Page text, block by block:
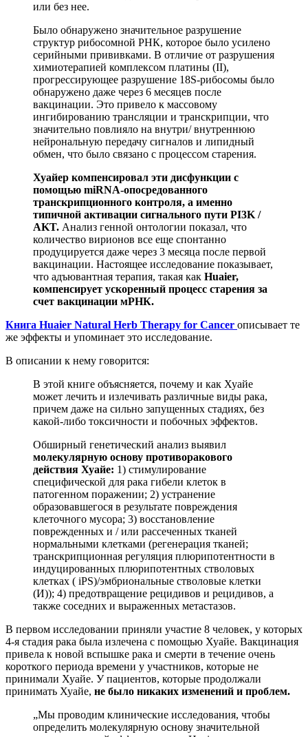
или без нее.
Было обнаружено значительное разрушение
структур рибосомной РНК, которое было усилено
серийными прививками. В отличие от разрушения
химиотерапией комплексом платины (II),
прогрессирующее разрушение 18S-рибосомы было
обнаружено даже через 6 месяцев после
вакцинации. Это привело к массовому
ингибированию трансляции и транскрипции, что
значительно повлияло на внутри/ внутреннюю
нейрональную передачу сигналов и липидный
обмен, что было связано с процессом старения.
Хуайер компенсировал эти дисфункции с
помощью miRNA-опосредованного
транскрипционного контроля, а именно
типичной активации сигнального пути PI3K /
AKT. Анализ генной онтологии показал, что
количество вирионов все еще спонтанно
продуцируется даже через 3 месяца после первой
вакцинации. Настоящее исследование показывает,
что адъювантная терапия, такая как Huaier,
компенсирует ускоренный процесс старения за
счет вакцинации мРНК.
Книга Huaier Natural Herb Therapy for Cancer описывает те
же эффекты и упоминает это исследование.
В описании к нему говорится:
В этой книге объясняется, почему и как Хуайе
может лечить и излечивать различные виды рака,
причем даже на сильно запущенных стадиях, без
какой-либо токсичности и побочных эффектов.
Обширный генетический анализ выявил
молекулярную основу противоракового
действия Хуайе: 1) стимулирование
специфической для рака гибели клеток в
патогенном поражении; 2) устранение
образовавшегося в результате повреждения
клеточного мусора; 3) восстановление
поврежденных и / или рассеченных тканей
нормальными клетками (регенерация тканей;
транскрипционная регуляция плюрипотентности в
индуцированных плюрипотентных стволовых
клетках ( iPS)/эмбриональные стволовые клетки
(И)); 4) предотвращение рецидивов и рецидивов, а
также соседних и выраженных метастазов.
В первом исследовании приняли участие 8 человек, у которых
4-я стадия рака была излечена с помощью Хуайе. Вакцинация
привела к новой вспышке рака и смерти в течение очень
короткого периода времени у участников, которые не
принимали Хуайе. У пациентов, которые продолжали
принимать Хуайе, не было никаких изменений и проблем.
„Мы проводим клинические исследования, чтобы
определить молекулярную основу значительной